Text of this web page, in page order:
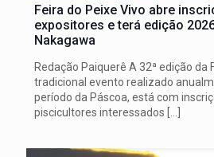
Feira do Peixe Vivo abre
expositores e terá edição
Nakagawa
Redação Paiquerê A 32ª edição da
tradicional evento realizado
período da Páscoa, está com
piscicultores interessados […]